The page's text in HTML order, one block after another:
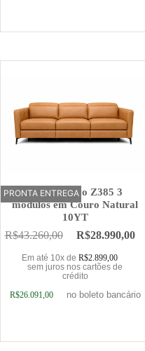
OFERTA
PRONTA ENTREGA
Sofá Elétrico Z385 3
módulos em Couro Natural
10YT
R$43.260,00 R$28.990,00
Em até 10x de R$2.899,00
sem juros nos cartões de
crédito
R$26.091,00 no boleto bancário